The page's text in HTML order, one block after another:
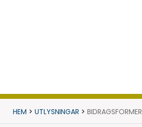
HEM > UTLYSNINGAR > BIDRAGSFORMER